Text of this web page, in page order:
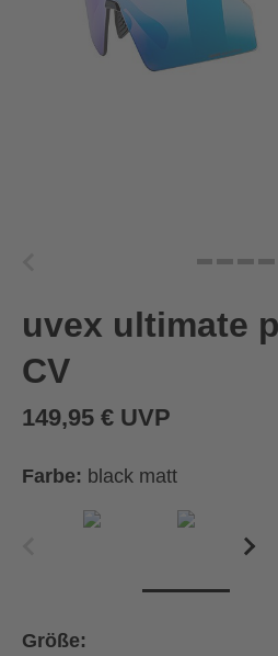
uvex ultimate
CV
149,95 € UVP
Farbe: black matt
Größe: